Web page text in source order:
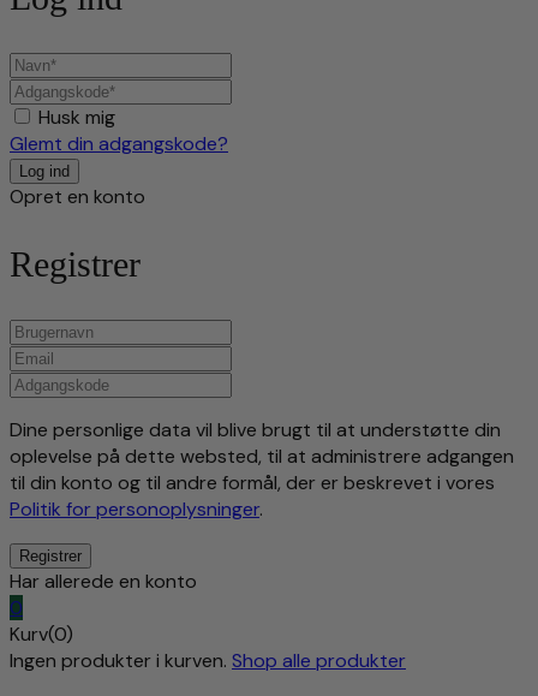
Husk mig
Glemt din adgangskode?
Opret en konto
Registrer
Dine personlige data vil blive brugt til at understøtte din
oplevelse på dette websted, til at administrere adgangen
til din konto og til andre formål, der er beskrevet i vores
Politik for personoplysninger.
Har allerede en konto
0
Kurv(0)
Ingen produkter i kurven. Shop alle produkter